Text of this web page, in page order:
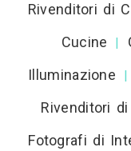
Rivenditori di
Cucine
|
Illuminazione
|
Rivenditori
Fotografi di